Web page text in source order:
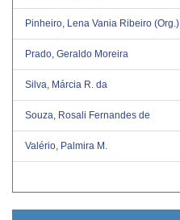
Pinheiro, Lena Vania Ribeiro (Org.)
Prado, Geraldo Moreira
Silva, Márcia R. da
Souza, Rosali Fernandes de
Valério, Palmira M.